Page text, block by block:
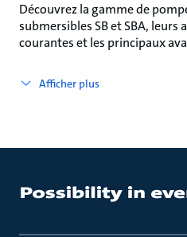
Découvrez la gamme de
submersibles SB et SBA, leurs
courantes et les principaux
Afficher plus